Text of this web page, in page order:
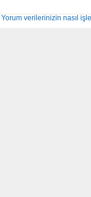
Yorum verilerinizin nasıl